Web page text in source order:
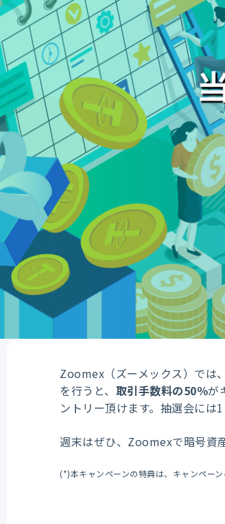
Zoomex（ズーメックス）では
を行うと、 取引手数料の50％が
ントリー頂けます。抽選会には
週末はぜひ、Zoomexで暗号資
(*)本キャンペーンの特典は、キャンペー